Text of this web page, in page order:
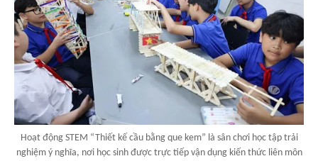
Hoạt động STEM “Thiết kế cầu bằng que kem” là sân chơi học tập trải
nghiệm ý nghĩa, nơi học sinh được trực tiếp vận dụng kiến thức liên môn